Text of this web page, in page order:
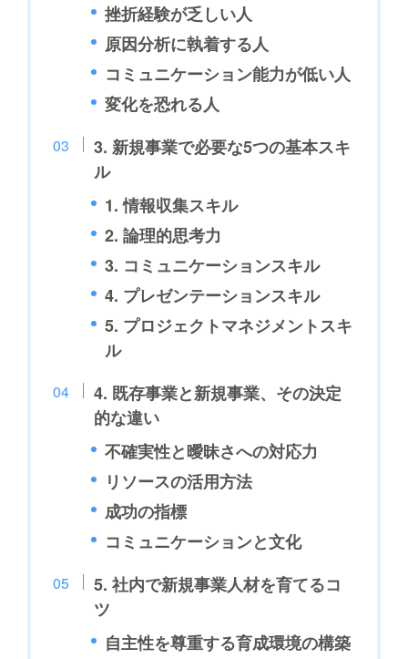
挫折経験が乏しい人
原因分析に執着する人
コミュニケーション能力が低い人
変化を恐れる人
3. 新規事業で必要な5つの基本スキ
ル
1. 情報収集スキル
2. 論理的思考力
3. コミュニケーションスキル
4. プレゼンテーションスキル
5. プロジェクトマネジメントスキ
ル
4. 既存事業と新規事業、その決定
的な違い
不確実性と曖昧さへの対応力
リソースの活用方法
成功の指標
コミュニケーションと文化
5. 社内で新規事業人材を育てるコ
ツ
自主性を尊重する育成環境の構築